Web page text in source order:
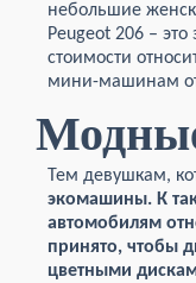
небольшие
Peugeot 206 –
стоимости
мини-машинам
Тем девушкам,
экомашины. К
автомобилям
принято, чтобы
цветными